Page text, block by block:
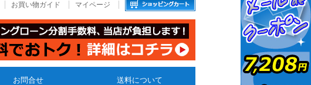
お買い物ガイド マイページ
お問合せ 送料について